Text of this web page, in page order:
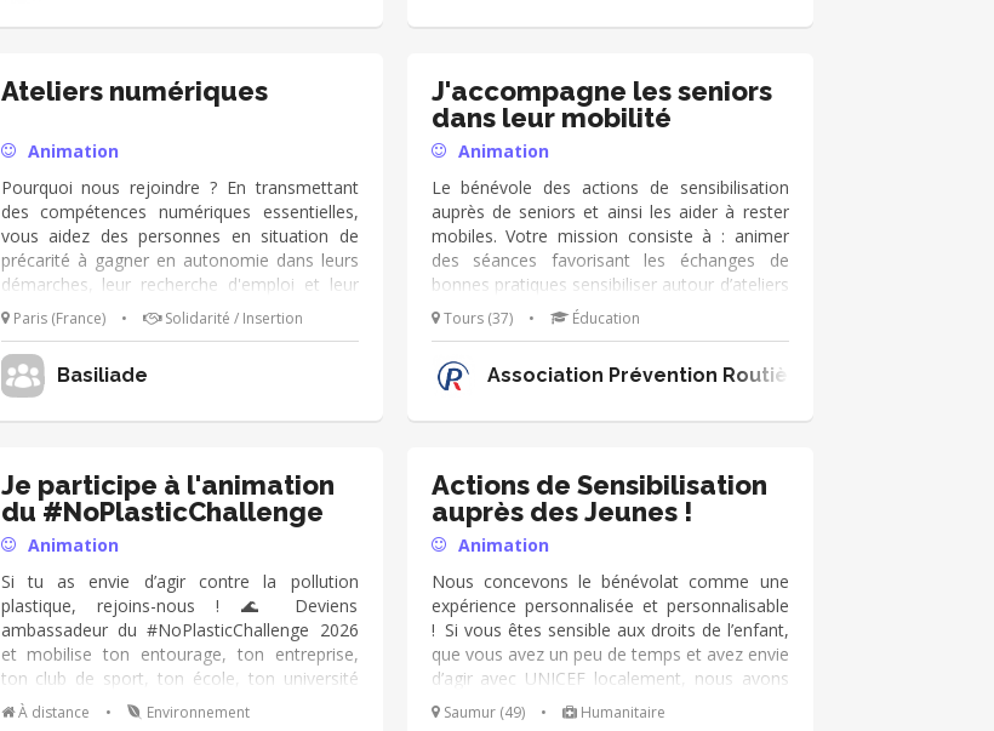
logistique LE JOUR J, vous pouvez co-animer
les échanges, recueillir la satisfaction et les
attentes des participants pour d’autres
événements
Ateliers numériques
Animation
Pourquoi nous rejoindre ? En transmettant
des compétences numériques essentielles,
vous aidez des personnes en situation de
précarité à gagner en autonomie dans leurs
démarches, leur recherche d'emploi et leur
vie quotidienne. • Participer à l'apprentissage
des outils numériques : utilisation de la
souris, du clavier, navigation sur Internet,
Word, messagerie électronique, smartphone
• Accompagner les bénéficiaires dans leurs
recherche d’un emploi ou d’une formation,
rédaction de CV, de courriers Qualités
recherchées : • Aisance avec les outils
numériques • Patience, pédagogie et
bienveillance
Paris (France) • Solidarité / Insertion
Basiliade
J'accompagne les seniors
dans leur mobilité
Animation
Le bénévole des actions de sensibilisation
auprès de seniors et ainsi les aider à rester
mobiles. Votre mission consiste à : animer
des séances favorisant les échanges de
bonnes pratiques sensibiliser autour d’ateliers
interactifs et de simulation aider les senior à
actualiser leurs connaissances en matière de
sécurité routière rassurer les senior quant
leur capacité de déplacement faire émerger,
Tours (37) • Éducation
Association Prévention Routière Centre-Val de
Je participe à l'animation
du #NoPlasticChallenge
Animation
Si tu as envie d’agir contre la pollution
plastique, rejoins-nous ! 🌊 Deviens
ambassadeur du #NoPlasticChallenge 2026
et mobilise ton entourage, ton entreprise,
ton club de sport, ton école, ton université
ou ta collectivité pendant la Semaine
À distance • Environnement
Actions de Sensibilisation
auprès des Jeunes !
Animation
Nous concevons le bénévolat comme une
expérience personnalisée et personnalisable
! Si vous êtes sensible aux droits de l’enfant,
que vous avez un peu de temps et avez envie
d’agir avec UNICEF localement, nous avons
une mission pour vous ! • Co-animer des
Saumur (49) • Humanitaire